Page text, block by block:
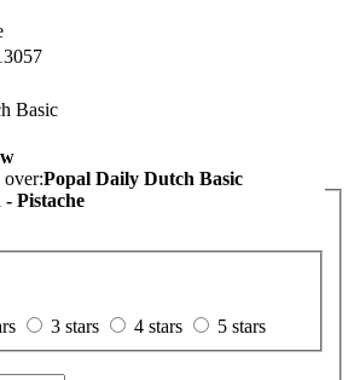
Basic
over:Popal Daily Dutch Basic
- Pistache
3 stars 4 stars
5 stars